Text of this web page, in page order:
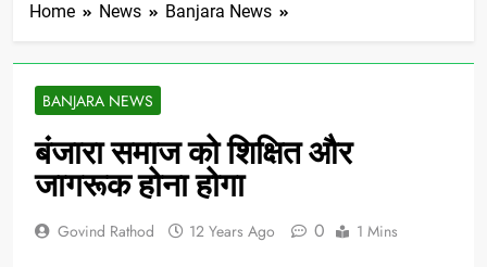
Home News Banjara News
BANJARA NEWS
बंजारा समाज को शिक्षित और
जागरूक होना होगा
Govind Rathod 12 Years Ago 0 1 Mins